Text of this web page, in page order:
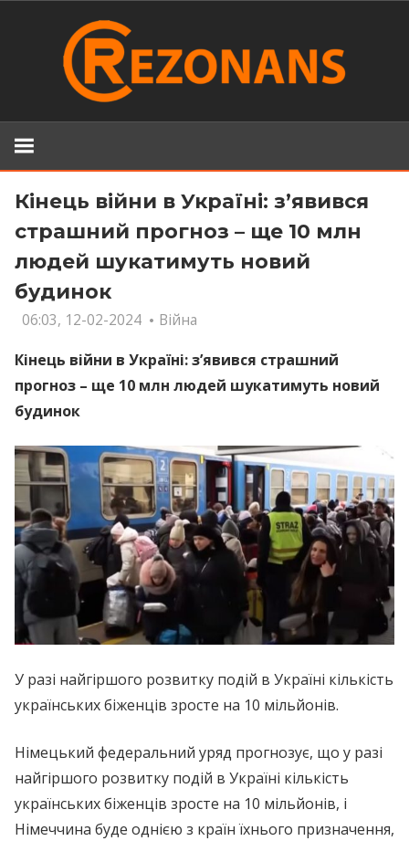
Кінець війни в Україні: з’явився
страшний прогноз – ще 10 млн
людей шукатимуть новий
будинок
06:03, 12-02-2024
Війна
Кінець війни в Україні: з’явився страшний
прогноз – ще 10 млн людей шукатимуть новий
будинок
У разі найгіршого розвитку подій в Україні кількість
українських біженців зросте на 10 мільйонів.
Німецький федеральний уряд прогнозує, що у разі
найгіршого розвитку подій в Україні кількість
українських біженців зросте на 10 мільйонів, і
Німеччина буде однією з країн їхнього призначення,